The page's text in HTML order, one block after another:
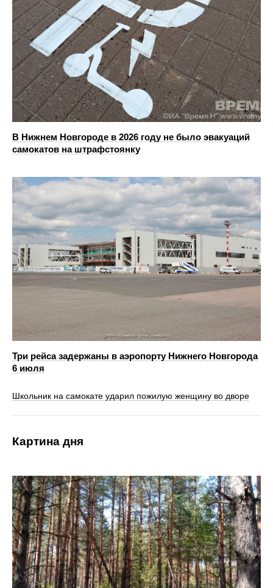
В Нижнем Новгороде в 2026 году не было эвакуаций
самокатов на штрафстоянку
Три рейса задержаны в аэропорту Нижнего Новгорода
6 июля
Школьник на самокате ударил пожилую женщину во дворе
Картина дня